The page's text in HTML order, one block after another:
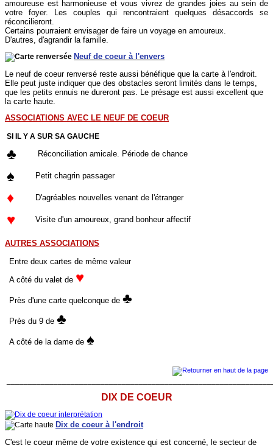
amoureuse est harmonieuse et vous vivrez de grandes joies au sein de
votre foyer. Les couples qui rencontraient quelques désaccords se
réconcilieront.
Certains pourraient envisager de faire un voyage en amoureux.
D'autres, d'agrandir la famille.
Neuf de coeur à l'envers
Le neuf de coeur renversé reste aussi bénéfique que la carte à l'endroit.
Elle peut juste indiquer que des obstacles seront limités dans le temps,
que les petits ennuis ne dureront pas. Le présage est aussi excellent que
la carte haute.
ASSOCIATIONS AVEC LE NEUF DE COEUR
SI IL Y A SUR SA GAUCHE
♣ Réconciliation amicale. Période de chance
♠ Petit chagrin passager
♦ D'agréables nouvelles venant de l'étranger
♥ Visite d'un amoureux, grand bonheur affectif
AUTRES ASSOCIATIONS
Entre deux cartes de même valeur
A côté du valet de ♥
Près d'une carte quelconque de ♣
Près du 9 de ♣
A côté de la dame de ♠
DIX DE COEUR
Dix de coeur à l'endroit
C'est le coeur même de votre existence qui est concerné, le secteur de